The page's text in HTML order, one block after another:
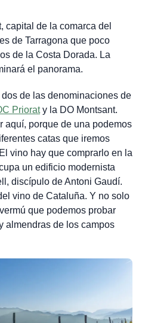
capital de la comarca del
de Tarragona que poco
de la Costa Dorada. La
el panorama.
de las denominaciones de
Prioraty la DO Montsant.
aquí, porque de una podemos
catas que iremos
vino hay que comprarlo en la
un edificio modernista
discípulo de Antoni Gaudí.
vino de Cataluña. Y no solo
que podemos probar
almendras de los campos